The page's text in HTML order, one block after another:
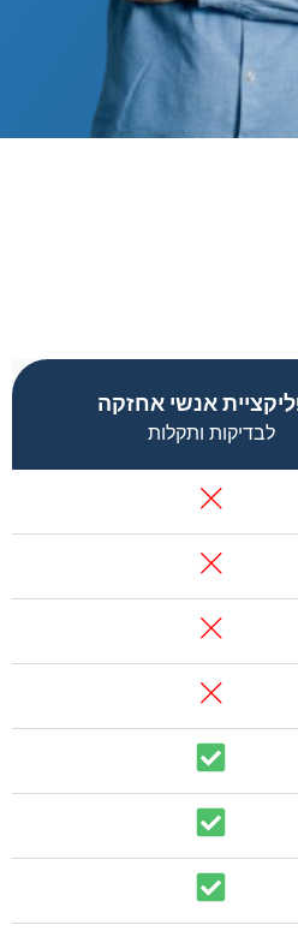
אנשי אחזקה
לבדיקות ותקלות